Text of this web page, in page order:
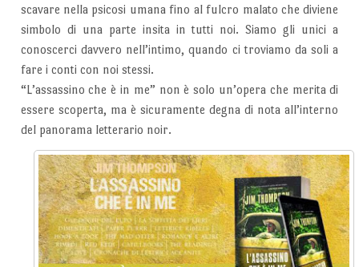
scavare nella psicosi umana fino al fulcro malato che diviene
simbolo di una parte insita in tutti noi. Siamo gli unici a
conoscerci davvero nell’intimo, quando ci troviamo da soli a
fare i conti con noi stessi.
“L’assassino che è in me” non è solo un’opera che merita di
essere scoperta, ma è sicuramente degna di nota all’interno
del panorama letterario noir.